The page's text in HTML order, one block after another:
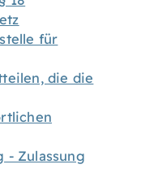
für
die die
- Zulassung